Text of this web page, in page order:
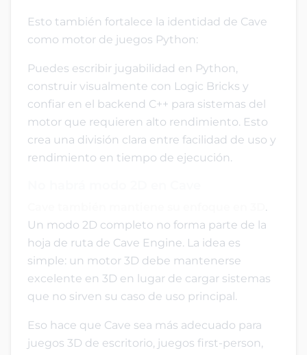
Esto también fortalece la identidad de Cave
como motor de juegos Python:
Puedes escribir jugabilidad en Python,
construir visualmente con Logic Bricks y
confiar en el backend C++ para sistemas del
motor que requieren alto rendimiento. Esto
crea una división clara entre facilidad de uso y
rendimiento en tiempo de ejecución.
.
Un modo 2D completo no forma parte de la
hoja de ruta de Cave Engine. La idea es
simple: un motor 3D debe mantenerse
excelente en 3D en lugar de cargar sistemas
que no sirven su caso de uso principal.
Eso hace que Cave sea más adecuado para
juegos 3D de escritorio, juegos first-person,